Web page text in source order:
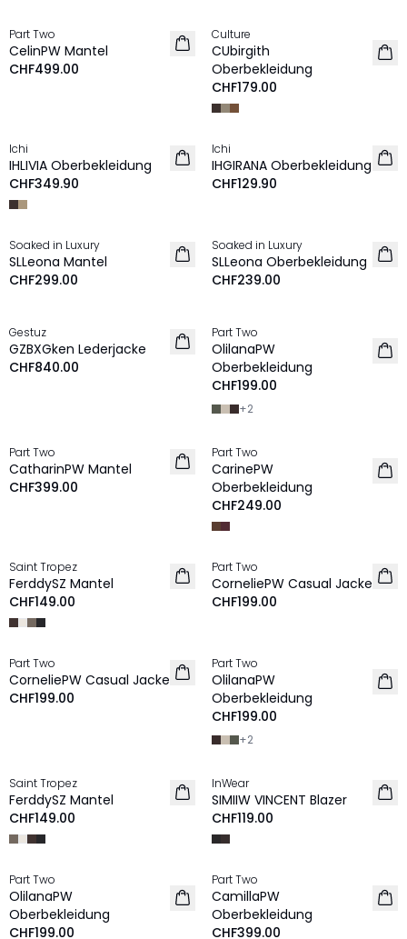
NEU
Part Two
CelinPW Mantel
CHF499.00
NEU
Culture
CUbirgith
Oberbekleidung
CHF179.00
NEU
Ichi
IHLIVIA Oberbekleidung
CHF349.90
NEU
Ichi
IHGIRANA Oberbekleidung
CHF129.90
NEU
Soaked in Luxury
SLLeona Mantel
CHF299.00
NEU
Soaked in Luxury
SLLeona Oberbekleidung
CHF239.00
NEU
Gestuz
GZBXGken Lederjacke
CHF840.00
NEU
Part Two
OlilanaPW
Oberbekleidung
CHF199.00
+2
NEU
Part Two
CatharinPW Mantel
CHF399.00
NEU
Part Two
CarinePW
Oberbekleidung
CHF249.00
NEU
Saint Tropez
FerddySZ Mantel
CHF149.00
NEU
Part Two
CorneliePW Casual Jacke
CHF199.00
NEU
Part Two
CorneliePW Casual Jacke
CHF199.00
NEU
Part Two
OlilanaPW
Oberbekleidung
CHF199.00
+2
NEU
Saint Tropez
FerddySZ Mantel
CHF149.00
NEU
InWear
SIMIIW VINCENT Blazer
CHF119.00
NEU
Part Two
OlilanaPW
Oberbekleidung
CHF199.00
NEU
Part Two
CamillaPW
Oberbekleidung
CHF399.00